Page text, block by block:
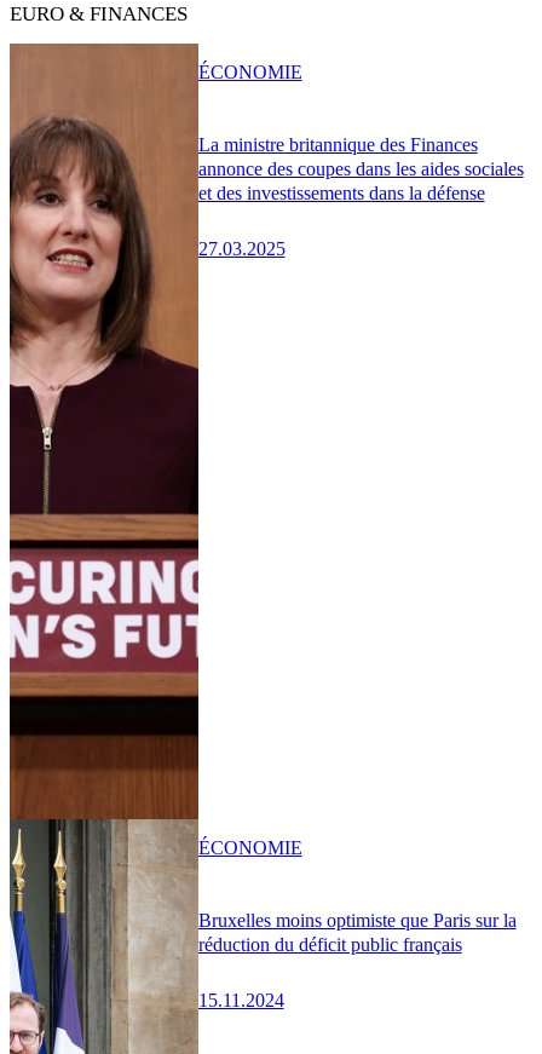
EURO & FINANCES
La ministre britannique des Finances
annonce des coupes dans les aides sociales
et des investissements dans la défense
27.03.2025
ÉCONOMIE
Bruxelles moins optimiste que Paris sur la
réduction du déficit public français
15.11.2024
ÉCONOMIE